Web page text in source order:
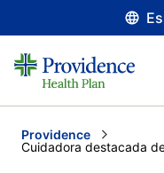
Providence
Current:
Cuidadora destacada